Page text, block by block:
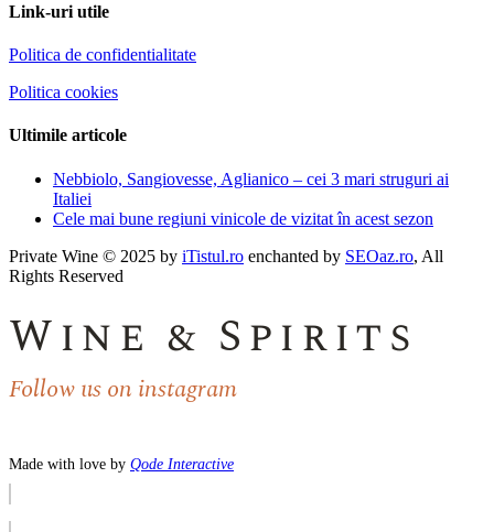
Link-uri utile
Politica de confidentialitate
Politica cookies
Ultimile articole
Nebbiolo, Sangiovesse, Aglianico – cei 3 mari struguri ai
Italiei
Cele mai bune regiuni vinicole de vizitat în acest sezon
Private Wine © 2025 by iTistul.ro enchanted by SEOaz.ro, All
Rights Reserved
Wine & Spirits
Follow us on instagram
Made with love by Qode Interactive